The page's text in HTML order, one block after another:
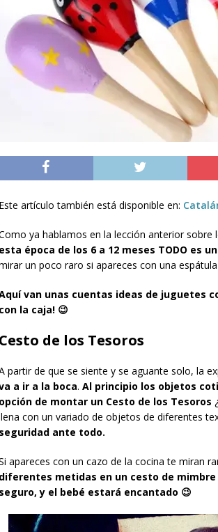
Este artículo también está disponible en:
ya hablamos en la lección anterior sobre
esta época de los 6 a 12 meses TODO es
un poco raro si apareces con una
van unas cuentas ideas de juguetes
con la caja! 😉
Cesto de los Tesoros
partir de que se siente y se aguante solo, la
a ir a la boca. Al principio los objetos
opción de montar un Cesto de los Tesoros
con un variado de objetos de diferentes
seguridad ante todo.
apareces con un cazo de la cocina te miran
diferentes metidas en un cesto de
seguro, y el bebé estará encantado 😉